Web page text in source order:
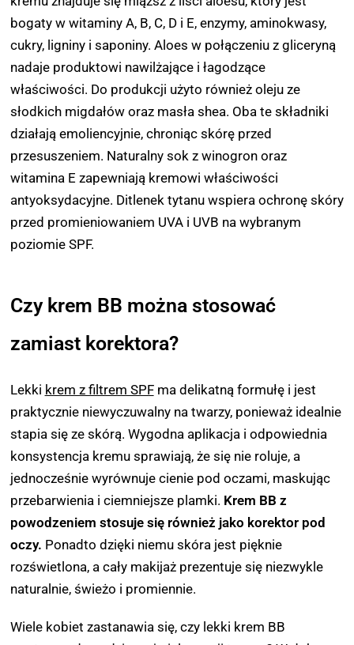
bogaty w witaminy A, B, C, D i E, enzymy, aminokwasy,
cukry, ligniny i saponiny. Aloes w połączeniu z gliceryną
nadaje produktowi nawilżające i łagodzące
właściwości. Do produkcji użyto również oleju ze
słodkich migdałów oraz masła shea. Oba te składniki
działają emoliencyjnie, chroniąc skórę przed
przesuszeniem. Naturalny sok z winogron oraz
witamina E zapewniają kremowi właściwości
antyoksydacyjne. Ditlenek tytanu wspiera ochronę skóry
przed promieniowaniem UVA i UVB na wybranym
poziomie SPF.
Czy krem BB można stosować
zamiast korektora?
Lekki krem z filtrem SPFma delikatną formułę i jest
praktycznie niewyczuwalny na twarzy, ponieważ idealnie
stapia się ze skórą. Wygodna aplikacja i odpowiednia
konsystencja kremu sprawiają, że się nie roluje, a
jednocześnie wyrównuje cienie pod oczami, maskując
przebarwienia i ciemniejsze plamki. Krem BB z
powodzeniem stosuje się również jako korektor pod
oczy. Ponadto dzięki niemu skóra jest pięknie
rozświetlona, a cały makijaż prezentuje się niezwykle
naturalnie, świeżo i promiennie.
Wiele kobiet zastanawia się, czy lekki krem BB